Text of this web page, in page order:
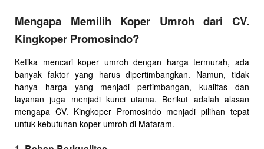
Mengapa Memilih Koper Umroh dari CV.
Kingkoper Promosindo?
Ketika mencari koper umroh dengan harga termurah, ada
banyak faktor yang harus dipertimbangkan. Namun, tidak
hanya harga yang menjadi pertimbangan, kualitas dan
layanan juga menjadi kunci utama. Berikut adalah alasan
mengapa CV. Kingkoper Promosindo menjadi pilihan tepat
untuk kebutuhan koper umroh di Mataram.